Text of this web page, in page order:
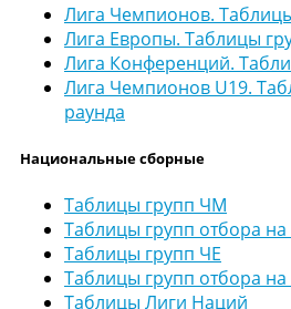
Лига Чемпионов.
Лига Европы. Таблицы
Лига Конференций.
Лига Чемпионов U19.
раунда
Национальные сборные
Таблицы групп ЧМ
Таблицы групп отбора
Таблицы групп ЧЕ
Таблицы групп отбора на
Таблицы Лиги Наций